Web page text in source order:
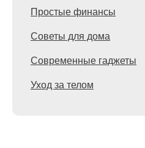
Простые финансы
Советы для дома
Современные гаджеты
Уход за телом